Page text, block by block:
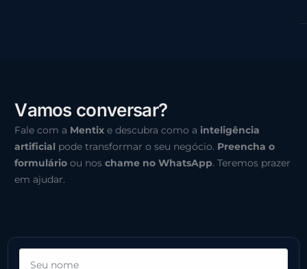
Vamos conversar?
Fale com a Mentix e descubra como a inteligência
artificial pode transformar o seu negócio. Preencha o
formulário ou noschame no WhatsApp. Teremos prazer
em ajudar.